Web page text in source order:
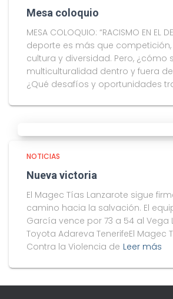
Mesa coloquio
MESA COLOQUIO: “RACISMO EN EL
deporte es más que competición,
cultura y diversidad. Pero, ¿cómo
multiculturalidad dentro y fuera
¿Qué desafíos y oportunidades
NOTICIAS
Nueva victoria
El Magec Tías Lanzarote sigue
camino hacia la salvación. El
García vence por 73 a 54 al Vega
Toyota Adareva TenerifeEl Magec
Contra la Violencia de Leer más